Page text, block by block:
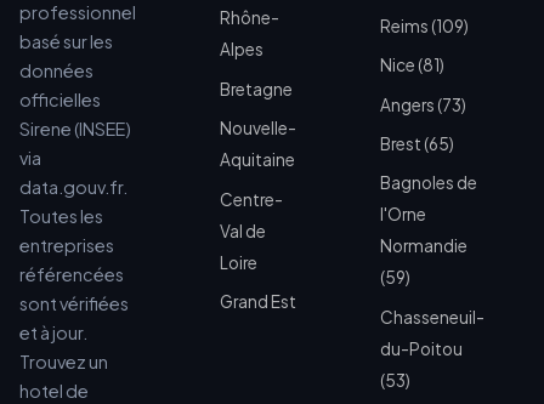
professionnel
basé sur les
données
officielles
Sirene (INSEE)
via
data.gouv.fr.
Toutes les
entreprises
référencées
sont vérifiées
et à jour.
Trouvez un
hotel de
Rhône-
Alpes
Bretagne
Nouvelle-
Aquitaine
Centre-
Val de
Loire
Grand Est
Reims (109)
Nice (81)
Angers (73)
Brest (65)
Bagnoles de
l'Orne
Normandie
(59)
Chasseneuil-
du-Poitou
(53)